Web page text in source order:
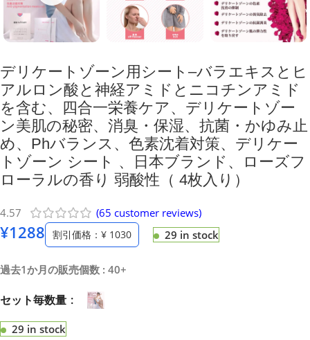
デリケートゾーン用シート–バラエキスとヒ
アルロン酸と神経アミドとニコチンアミド
を含む、四合一栄養ケア、デリケートゾー
ン美肌の秘密、消臭・保湿、抗菌・かゆみ止
め、Phバランス、色素沈着対策、デリケー
トゾーン シート 、日本ブランド、ローズフ
ローラルの香り 弱酸性（ 4枚入り）
4.57 (65 customer reviews)
¥1288 割引価格：¥ 1030 29 in stock
過去1か月の販売個数 : 40+
セット毎数量
29 in stock